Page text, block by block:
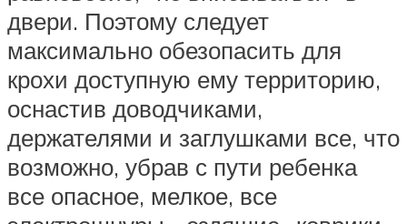
двери. Поэтому следует
максимально обезопасить для
крохи доступную ему территорию,
оснастив доводчиками,
держателями и заглушками все, что
возможно, убрав с пути ребенка
все опасное, мелкое, все